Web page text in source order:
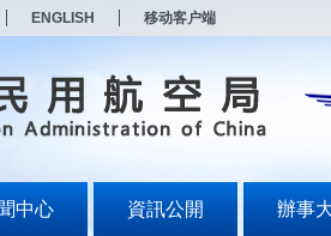
ENGLISH 移动客户端
中心 資訊公開 辦事